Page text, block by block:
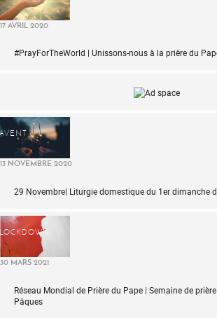
17 AVRIL 2020
#PrayForTheWorld | Unissons-nous à la prière du
AVENT
13 NOVEMBRE 2020
29 Novembre| Liturgie domestique du 1er dimanche
LOCKDOWN
30 MARS 2021
Réseau Mondial de Prière du Pape | Semaine de
Pâques